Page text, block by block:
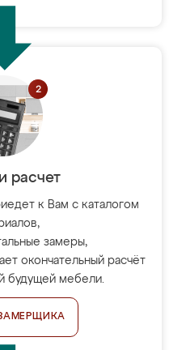
расчет
к Вам с каталогом
замеры,
окончательный расчёт
будущей мебели.